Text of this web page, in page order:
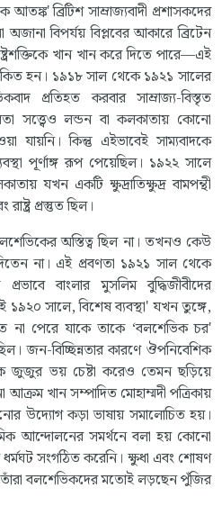
ব্রিটিশ সাম্রাজ্যবাদী প্রশাসকদের
বিপর্যয় বিপ্লবের আকারে ব্রিটেন
খান খান করে দিতে পারে—এই
হন। ১৯১৮ সাল থেকে ১৯২১ সালের
প্রতিহত করবার সাম্রাজ্য-বিস্তৃত
সত্ত্বেও লন্ডন বা কলকাতায় কোনো
যায়নি। কিন্তু এইভাবেই সাম্যবাদকে
পূর্ণাঙ্গ রূপ পেয়েছিল। ১৯২২ সালে
যখন একটি ক্ষুদ্রাতিক্ষুদ্র বামপন্থী
প্রস্তুত ছিল।
অস্তিত্ব ছিল না। তখনও কেউ
না। এই প্রবণতা ১৯২১ সাল থেকে
বাংলার মুসলিম বুদ্ধিজীবীদের
সালে, বিশেষ ব্যবস্থা' যখন তুঙ্গে,
পেরে যাকে তাকে ‘বলশেভিক চর'
জন-বিচ্ছিন্নতার কারণে ঔপনিবেশিক
জুজুর ভয় চেষ্টা করেও তেমন ছড়িয়ে
আক্রম খান সম্পাদিত মোহাম্মদী পত্রিকায়
উদ্যোগ কড়া ভাষায় সমালোচিত হয়।
আন্দোলনের সমর্থনে বলা হয় কোনো
সংগঠিত করেনি। ক্ষুধা এবং শোষণ
বলশেভিকদের মতোই লড়ছেন পুঁজির